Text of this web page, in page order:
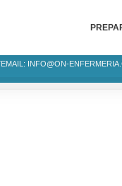
EMAIL: INFO@ON-